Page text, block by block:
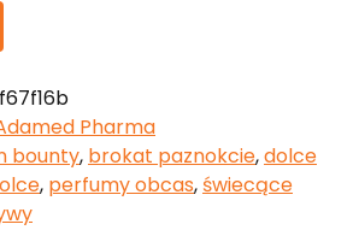
Pharma
bounty, brokat paznokcie,dolce
, perfumy obcas,świecące